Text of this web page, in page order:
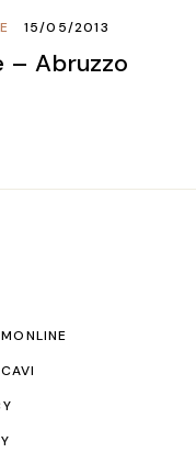
15/05/2013
– Abruzzo